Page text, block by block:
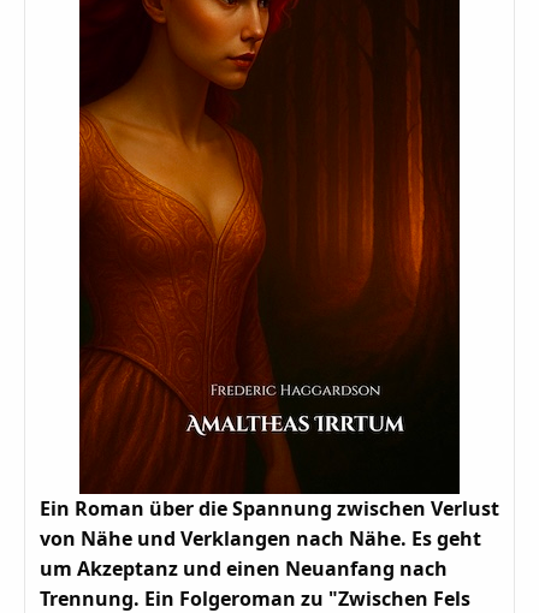
Ein Roman über die Spannung zwischen Verlust
von Nähe und Verklangen nach Nähe. Es geht
um Akzeptanz und einen Neuanfang nach
Trennung. Ein Folgeroman zu "Zwischen Fels